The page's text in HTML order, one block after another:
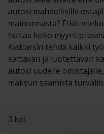
autosi mahdollisille
mainonnasta? Etkö
hoitaa koko
Kvdcarsin tehdä kaikki
kattavan ja luotettavan
autosi uudelle
maksun saamista
3 kpl